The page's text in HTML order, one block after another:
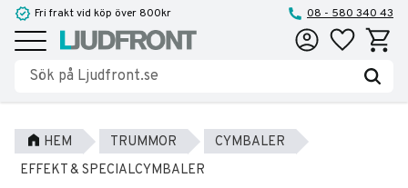
Meny
Fri frakt vid köp över 800kr 08 - 580 340 43
Favoriter
HEM TRUMMOR
CYMBALER
EFFEKT & SPECIALCYMBALER